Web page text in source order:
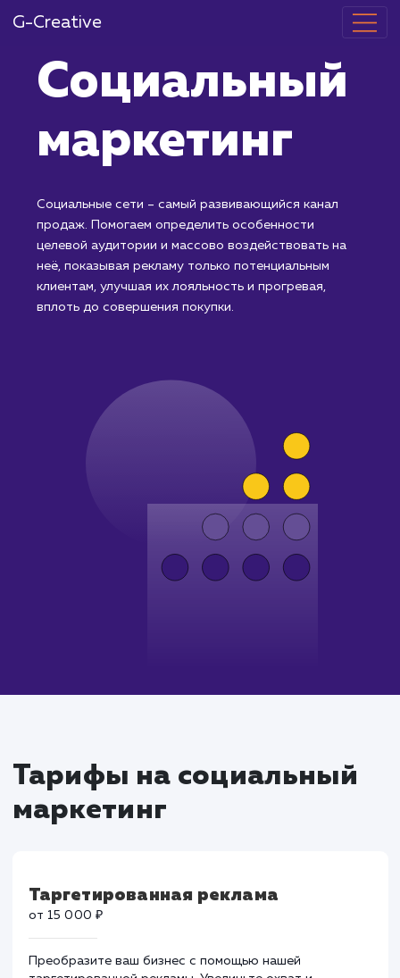
G-Creative
Социальный
маркетинг
Социальные сети – самый развивающийся канал
продаж. Помогаем определить особенности
целевой аудитории и массово воздействовать на
неё, показывая рекламу только потенциальным
маркетинг